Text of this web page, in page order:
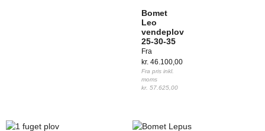
Bomet
Leo
vendeplov
25-30-35
Fra
kr. 46.100,00
Fra pris inkl.
moms
kr. 57.625,00